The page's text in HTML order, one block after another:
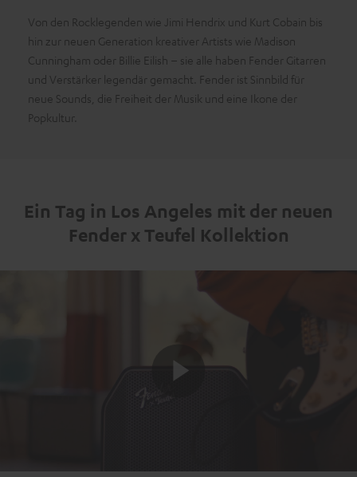
Von den Rocklegenden wie Jimi Hendrix und Kurt Cobain bis
hin zur neuen Generation kreativer Artists wie Madison
Cunningham oder Billie Eilish – sie alle haben Fender Gitarren
und Verstärker legendär gemacht. Fender ist Sinnbild für
neue Sounds, die Freiheit der Musik und eine Ikone der
Popkultur.
Ein Tag in Los Angeles mit der neuen
Fender x Teufel Kollektion